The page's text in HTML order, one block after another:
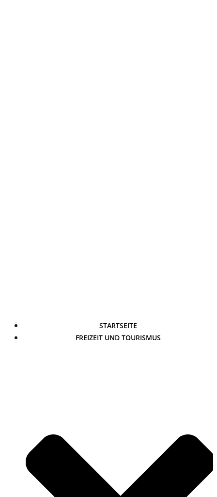
STARTSEITE
FREIZEIT UND TOURISMUS